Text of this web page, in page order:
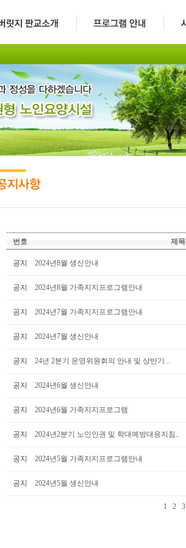
번호 제목
공지 2024년8월 생신안내
공지 2024년8월 가족지지프로그램안내
공지 2024년7월 가족지지프로그램안내
공지 2024년7월 생신안내
공지 24년 2분기 운영위원회의 안내 및 상반기 ..
공지 2024년6월 생신안내
공지 2024년6월 가족지지프로그램
공지 2024년2분기 노인인권 및 학대예방대응지침..
공지 2024년5월 가족지지프로그램안내
공지 2024년5월 생신안내
1 2 3